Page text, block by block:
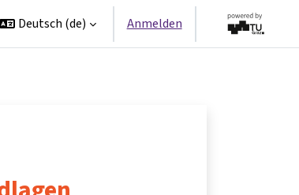
Deutsch ‎(de)‎ Anmelden